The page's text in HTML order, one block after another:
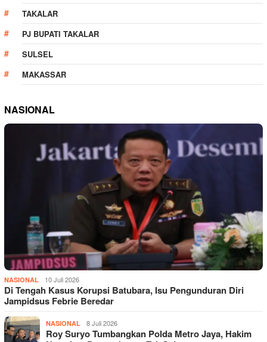
TAKALAR
PJ BUPATI TAKALAR
SULSEL
MAKASSAR
NASIONAL
NASIONAL 10 Juli 2026
Di Tengah Kasus Korupsi Batubara, Isu Pengunduran Diri
Jampidsus Febrie Beredar
NASIONAL 8 Juli 2026
Roy Suryo Tumbangkan Polda Metro Jaya, Hakim